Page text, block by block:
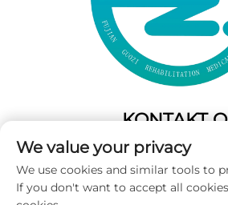
KONTAKT
Add: 50 Gaofeng South Lane,West
Tel:+86-19859128239
E-mail:
We value your privacy
We use cookies and similar tools to
If you don't want to accept all